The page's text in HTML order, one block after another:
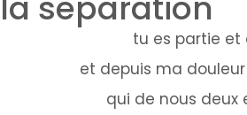
tu es partie et a
et depuis ma douleur
qui de nous deux est